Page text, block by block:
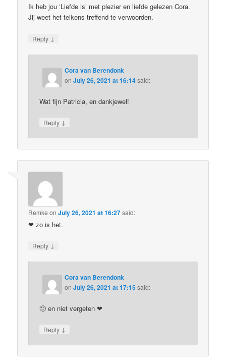
Ik heb jou ‘Liefde is’ met plezier en liefde gelezen Cora.
Jij weet het telkens treffend te verwoorden.
Reply ↓
Cora van Berendonk
onJuly 26, 2021 at 16:14said:
Wat fijn Patricia, en dankjewel!
Reply ↓
Remke onJuly 26, 2021 at 16:27said:
❤ zo is het.
Reply ↓
Cora van Berendonk
onJuly 26, 2021 at 17:15said:
🙂 en niet vergeten ❤
Reply ↓